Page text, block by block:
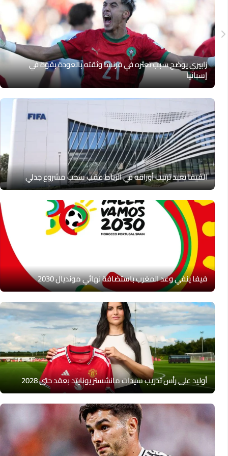
زابيري يوضح سبب تعثره في فرنسا وثقته بالعودة بقوة في
إسبانيا
الفيفا يعيد ترتيب أوراقه في الرباط عقب سحب مشروع جدلي
فيفا ينفي وعد المغرب باستضافة نهائي مونديال 2030
أوليد على رأس تدريب سيدات مانشستر يونايتد بعقد حتى 2028